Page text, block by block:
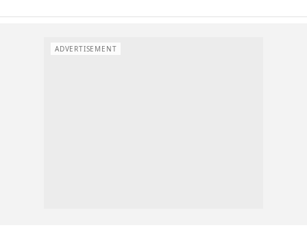
ADVERTISEMENT